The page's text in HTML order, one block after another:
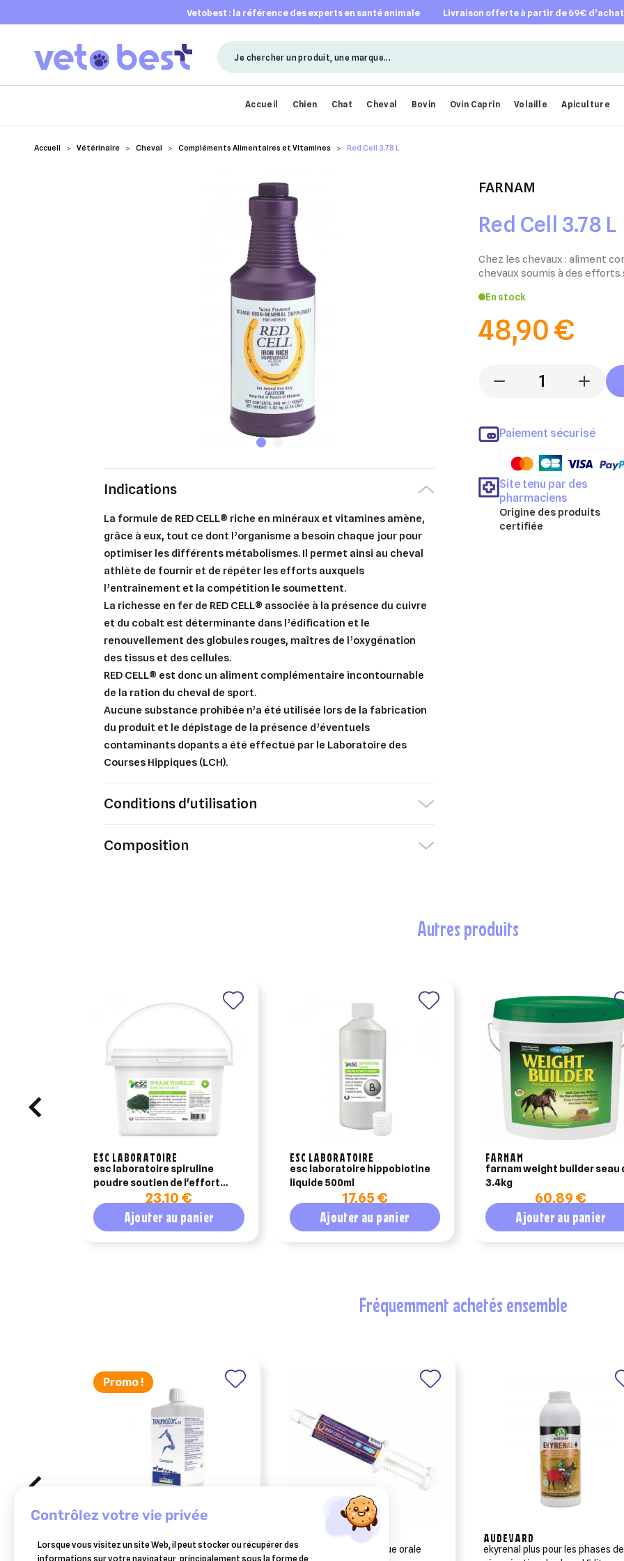
vetobest : la référence des experts en santé animale livraison offerte à partir de 69€
Accueil Chien Chat Cheval Bovin Ovin Caprin Volaille Apiculture
Accueil Vétérinaire Cheval Compléments Alimentaires et Vitamines Red Cell 3.78 L
FARNAM
Red Cell 3.78 L
Chez les chevaux : aliment
chevaux soumis à des
En stock
48,90 €
- +
Paiement sécurisé
Site tenu par des
pharmaciens
Origine des produits
certifiée
Indications
La formule de RED CELL® riche en minéraux et vitamines amène,
grâce à eux, tout ce dont l’organisme a besoin chaque jour pour
optimiser les différents métabolismes. Il permet ainsi au cheval
athlète de fournir et de répéter les efforts auxquels
l’entraînement et la compétition le soumettent.
La richesse en fer de RED CELL® associée à la présence du cuivre
et du cobalt est déterminante dans l’édification et le
renouvellement des globules rouges, maîtres de l’oxygénation
des tissus et des cellules.
RED CELL® est donc un aliment complémentaire incontournable
de la ration du cheval de sport.
Aucune substance prohibée n’a été utilisée lors de la fabrication
du produit et le dépistage de la présence d’éventuels
contaminants dopants a été effectué par le Laboratoire des
Courses Hippiques (LCH).
Conditions d'utilisation
Composition
autres produits
ESC LABORATOIRE
esc laboratoire spiruline
poudre soutien de l'effort
23,10 €
Ajouter au panier
ESC LABORATOIRE
esc laboratoire hippobiotine
liquide 500ml
17,65 €
Ajouter au panier
FARNAM
farnam weight builder seau
3.4kg
60,89 €
Ajouter au panier
fréquemment achetés ensemble
Promo !
BOIRON
traumasedyl 1 litre solution
FARNAM
red cell booster seringue orale
AUDEVARD
ekyrenal plus pour les phases de
Créer une liste d'envies
Créer une liste d'envies
contrôlez votre vie privée
Lorsque vous visitez un site Web, il peut stocker ou récupérer des
informations sur votre navigateur, principalement sous la forme de